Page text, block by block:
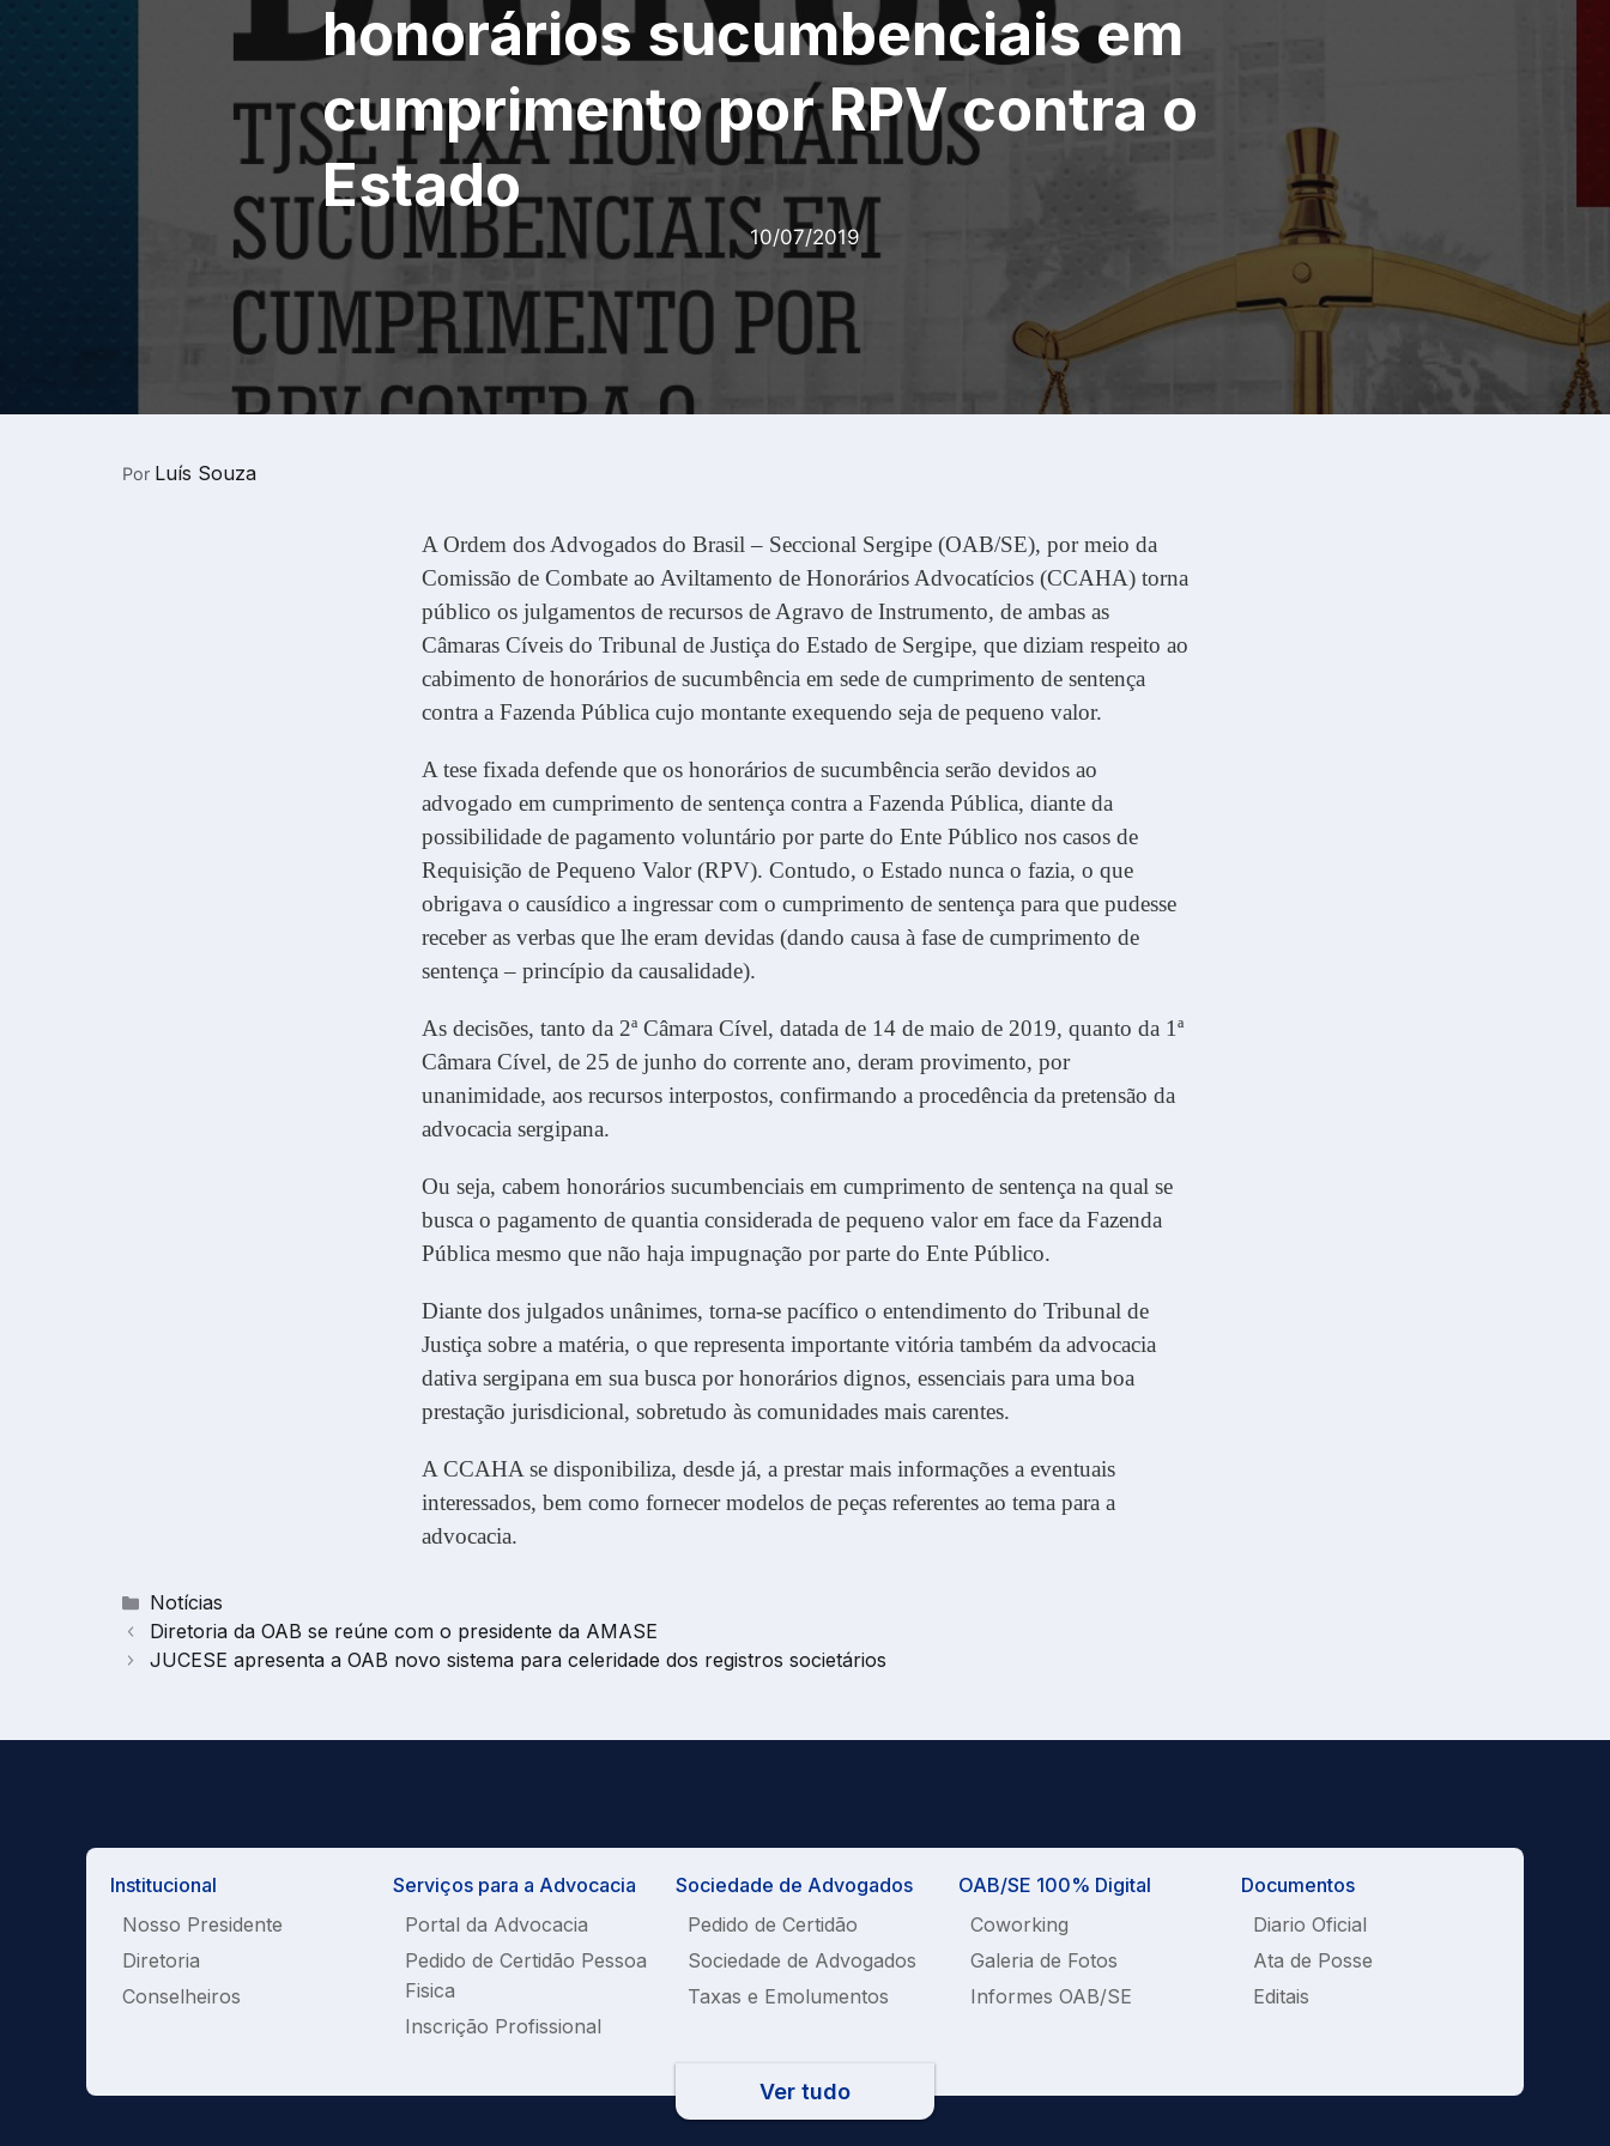
honorários sucumbenciais em
cumprimento por RPV contra o
Estado
10/07/2019
Por Luís Souza
A Ordem dos Advogados do Brasil – Seccional Sergipe (OAB/SE), por meio da
Comissão de Combate ao Aviltamento de Honorários Advocatícios (CCAHA) torna
público os julgamentos de recursos de Agravo de Instrumento, de ambas as
Câmaras Cíveis do Tribunal de Justiça do Estado de Sergipe, que diziam respeito ao
cabimento de honorários de sucumbência em sede de cumprimento de sentença
contra a Fazenda Pública cujo montante exequendo seja de pequeno valor.
A tese fixada defende que os honorários de sucumbência serão devidos ao
advogado em cumprimento de sentença contra a Fazenda Pública, diante da
possibilidade de pagamento voluntário por parte do Ente Público nos casos de
Requisição de Pequeno Valor (RPV). Contudo, o Estado nunca o fazia, o que
obrigava o causídico a ingressar com o cumprimento de sentença para que pudesse
receber as verbas que lhe eram devidas (dando causa à fase de cumprimento de
sentença – princípio da causalidade).
As decisões, tanto da 2ª Câmara Cível, datada de 14 de maio de 2019, quanto da 1ª
Câmara Cível, de 25 de junho do corrente ano, deram provimento, por
unanimidade, aos recursos interpostos, confirmando a procedência da pretensão da
advocacia sergipana.
Ou seja, cabem honorários sucumbenciais em cumprimento de sentença na qual se
busca o pagamento de quantia considerada de pequeno valor em face da Fazenda
Pública mesmo que não haja impugnação por parte do Ente Público.
Diante dos julgados unânimes, torna-se pacífico o entendimento do Tribunal de
Justiça sobre a matéria, o que representa importante vitória também da advocacia
dativa sergipana em sua busca por honorários dignos, essenciais para uma boa
prestação jurisdicional, sobretudo às comunidades mais carentes.
A CCAHA se disponibiliza, desde já, a prestar mais informações a eventuais
interessados, bem como fornecer modelos de peças referentes ao tema para a
advocacia.
Categorias
Notícias
Diretoria da OAB se reúne com o presidente da AMASE
JUCESE apresenta a OAB novo sistema para celeridade dos registros societários
Institucional
Nosso Presidente
Diretoria
Conselheiros
Serviços para a Advocacia
Portal da Advocacia
Pedido de Certidão Pessoa
Fisica
Inscrição Profissional
Sociedade de Advogados
Pedido de Certidão
Sociedade de Advogados
Taxas e Emolumentos
OAB/SE 100% Digital
Coworking
Galeria de Fotos
Informes OAB/SE
Documentos
Diario Oficial
Ata de Posse
Editais
Ver tudo